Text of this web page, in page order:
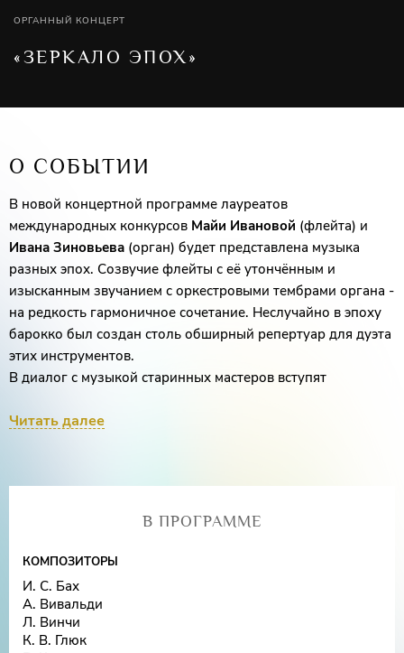
ОРГАННЫЙ КОНЦЕРТ
«ЗЕРКАЛО ЭПОХ»
О СОБЫТИИ
В новой концертной программе лауреатов
международных конкурсов Майи Ивановой (флейта) и
Ивана Зиновьева (орган) будет представлена музыка
разных эпох. Созвучие флейты с её утончённым и
изысканным звучанием с оркестровыми тембрами органа -
на редкость гармоничное сочетание. Неслучайно в эпоху
барокко был создан столь обширный репертуар для дуэта
этих инструментов.
В диалог с музыкой старинных мастеров вступят
Читать далее
В ПРОГРАММЕ
КОМПОЗИТОРЫ
И. С. Бах
А. Вивальди
Л. Винчи
К. В. Глюк